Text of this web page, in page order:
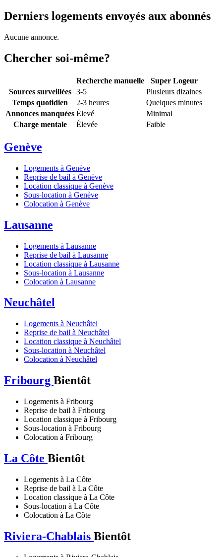
Derniers logements envoyés aux abonnés
Aucune annonce.
Chercher soi-même?
Recherche manuelle
Super Logeur
Sources surveillées
3-5
Plusieurs dizaines
Temps quotidien
2-3 heures
Quelques minutes
Annonces manquées Élevé
Minimal
Charge mentale
Élevée Faible
Genève
Logements à Genève
Reprise de bail à Genève
Location classique à Genève
Sous-location à Genève
Colocation à Genève
Lausanne
Logements à Lausanne
Reprise de bail à Lausanne
Location classique à Lausanne
Sous-location à Lausanne
Colocation à Lausanne
Neuchâtel
Logements à Neuchâtel
Reprise de bail à Neuchâtel
Location classique à Neuchâtel
Sous-location à Neuchâtel
Colocation à Neuchâtel
Fribourg Bientôt
Logements à Fribourg
Reprise de bail à Fribourg
Location classique à Fribourg
Sous-location à Fribourg
Colocation à Fribourg
La Côte Bientôt
Logements à La Côte
Reprise de bail à La Côte
Location classique à La Côte
Sous-location à La Côte
Colocation à La Côte
Riviera-Chablais Bientôt